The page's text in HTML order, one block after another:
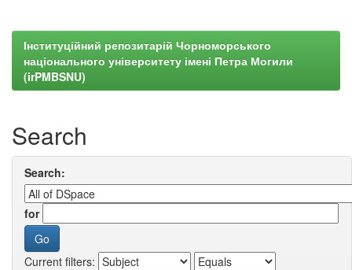
Інституційний репозитарій Чорноморського
національного університету імені Петра Могили
(irPMBSNU)
Search
Search:
for
Current filters: